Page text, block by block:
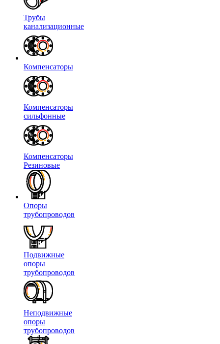
Трубы
канализационные
Компенсаторы
Компенсаторы
сильфонные
Компенсаторы
Резиновые
Опоры
трубопроводов
Подвижные
опоры
трубопроводов
Неподвижные
опоры
трубопроводов